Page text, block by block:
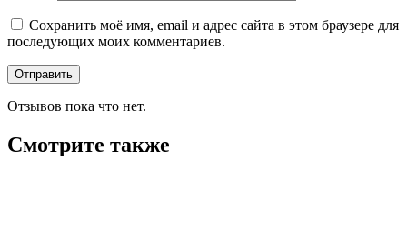
Сохранить моё имя, email и адрес сайта в этом браузере для
последующих моих комментариев.
Отзывов пока что нет.
Смотрите также